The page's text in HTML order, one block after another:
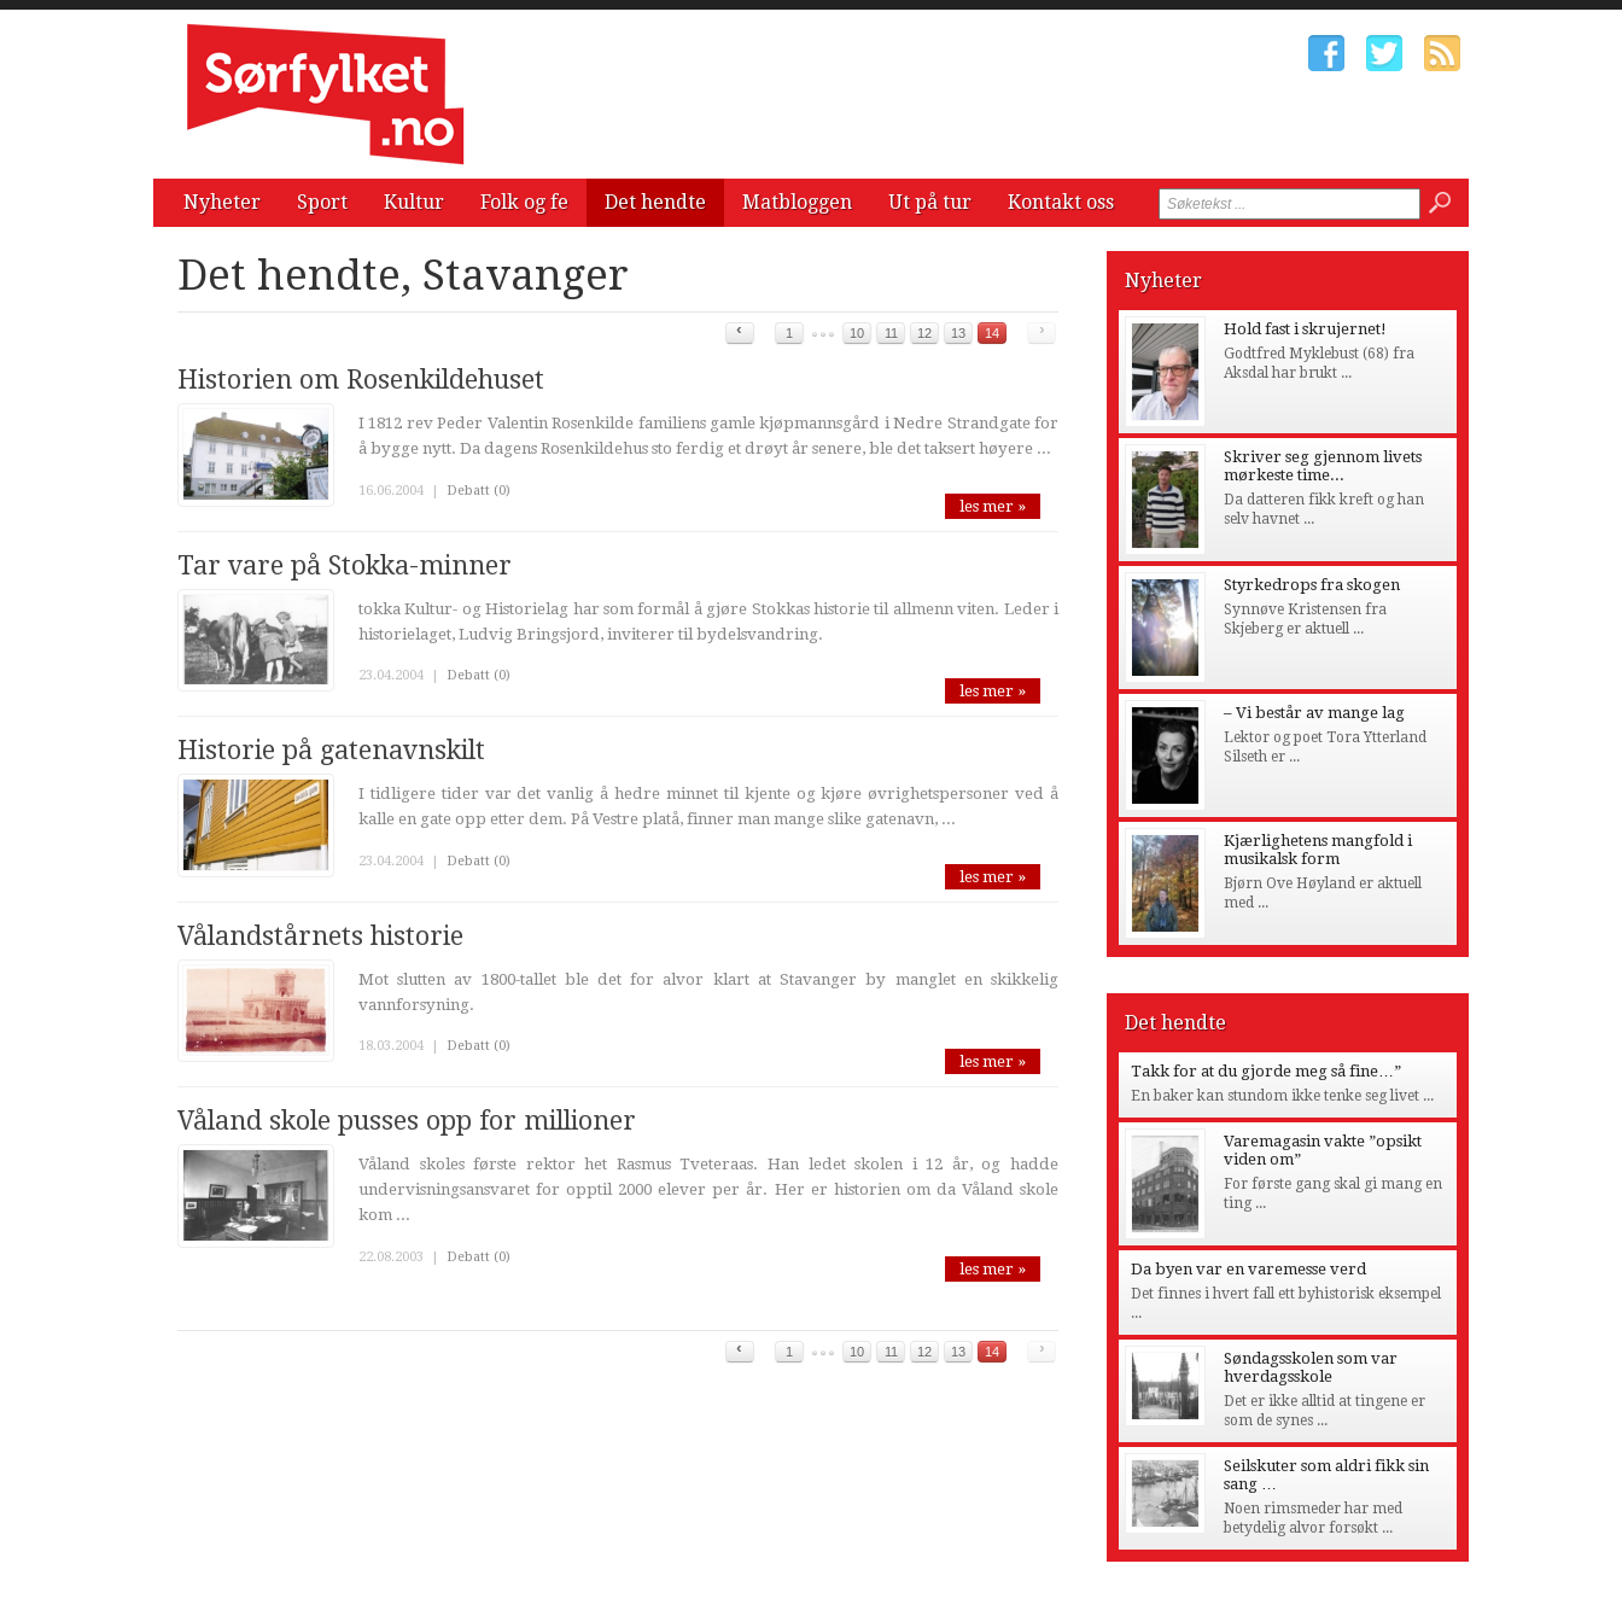
Nyheter Sport Kultur Folk og fe Det hendte Matbloggen Ut på tur Kontakt oss
Det hendte, Stavanger
‹ 1 10 11 12 13 14 ›
Historien om Rosenkildehuset
I 1812 rev Peder Valentin Rosenkilde familiens gamle kjøpmannsgård i Nedre Strandgate for
å bygge nytt. Da dagens Rosenkildehus sto ferdig et drøyt år senere, ble det taksert høyere ...
16.06.2004 | Debatt (0)
les mer »
Tar vare på Stokka-minner
tokka Kultur- og Historielag har som formål å gjøre Stokkas historie til allmenn viten. Leder i
historielaget, Ludvig Bringsjord, inviterer til bydelsvandring.
23.04.2004 Debatt (0)
les mer »
Historie på gatenavnskilt
I tidligere tider var det vanlig å hedre minnet til kjente og kjøre øvrighetspersoner ved å
kalle en gate opp etter dem. På Vestre platå, finner man mange slike gatenavn, ...
23.04.2004 | Debatt (0)
les mer »
Vålandstårnets historie
Mot slutten av 1800-tallet ble det for alvor klart at Stavanger by manglet en skikkelig
vannforsyning.
18.03.2004 Debatt (0)
les mer »
Våland skole pusses opp for millioner
Våland skoles første rektor het Rasmus Tveteraas. Han ledet skolen i 12 år, og hadde
undervisningsansvaret for opptil 2000 elever per år. Her er historien om da Våland skole
kom ...
22.08.2003 | Debatt (0)
les mer »
‹ 1 10 11 12 13 14 ›
Nyheter
Hold fast i skrujernet!
Godtfred Myklebust (68) fra
Aksdal har brukt ...
Skriver seg gjennom livets
mørkeste time...
Da datteren fikk kreft og han
selv havnet ...
Styrkedrops fra skogen
Synnøve Kristensen fra
Skjeberg er aktuell ...
– Vi består av mange lag
Lektor og poet Tora Ytterland
Silseth er ...
Kjærlighetens mangfold i
musikalsk form
Bjørn Ove Høyland er aktuell
med ...
Det hendte
Takk for at du gjorde meg så fine…”
En baker kan stundom ikke tenke seg livet ...
Varemagasin vakte ”opsikt
viden om”
For første gang skal gi mang en
ting ...
Da byen var en varemesse verd
Det finnes i hvert fall ett byhistorisk eksempel
...
Søndagsskolen som var
hverdagsskole
Det er ikke alltid at tingene er
som de synes ...
Seilskuter som aldri fikk sin
sang …
Noen rimsmeder har med
betydelig alvor forsøkt ...